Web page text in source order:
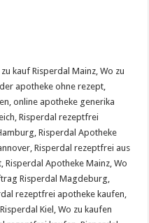
kauf Risperdal Mainz, Wo zu
apotheke ohne rezept,
online apotheke generika
Risperdal rezeptfrei
Risperdal Apotheke
Risperdal rezeptfrei aus
Apotheke Mainz, Wo
Risperdal Magdeburg,
rezeptfrei apotheke kaufen,
Kiel, Wo zu kaufen